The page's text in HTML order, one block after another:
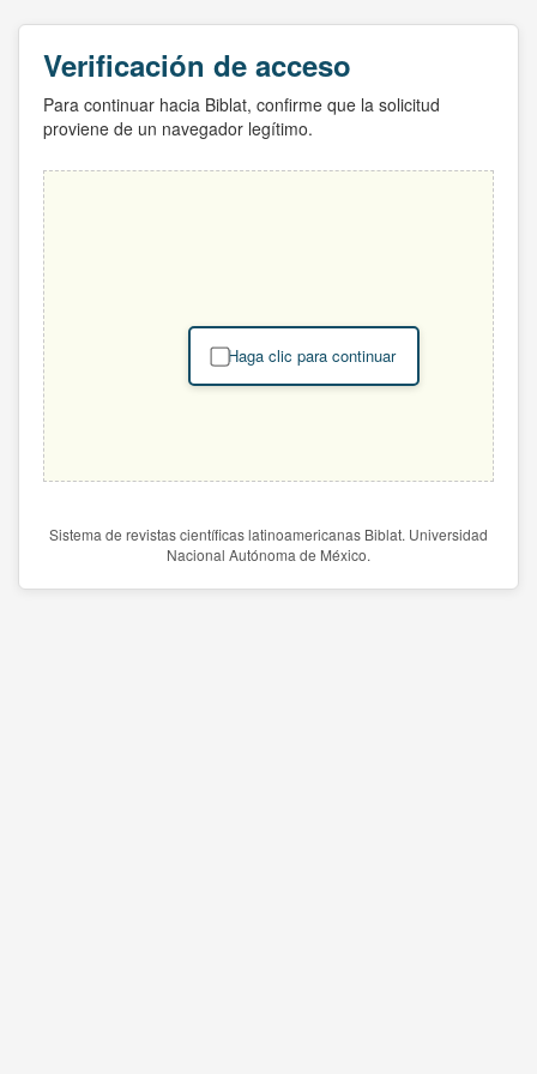
Verificación de acceso
Para continuar hacia Biblat, confirme que la solicitud
proviene de un navegador legítimo.
Haga clic para continuar
Sistema de revistas científicas latinoamericanas Biblat. Universidad
Nacional Autónoma de México.